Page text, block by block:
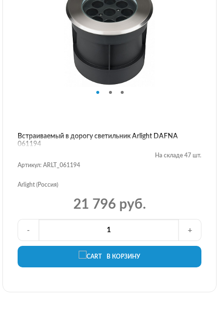
Встраиваемый в дорогу светильник Arlight DAFNA
061194
На складе 47 шт.
Артикул: ARLT_061194
Arlight (Россия)
21 796 руб.
В КОРЗИНУ
- +